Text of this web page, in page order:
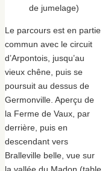
de jumelage)
Le parcours est en partie
commun avec le circuit
d’Arpontois, jusqu’au
vieux chêne, puis se
poursuit au dessus de
Germonville. Aperçu de
la Ferme de Vaux, par
derrière, puis en
descendant vers
Bralleville belle, vue sur